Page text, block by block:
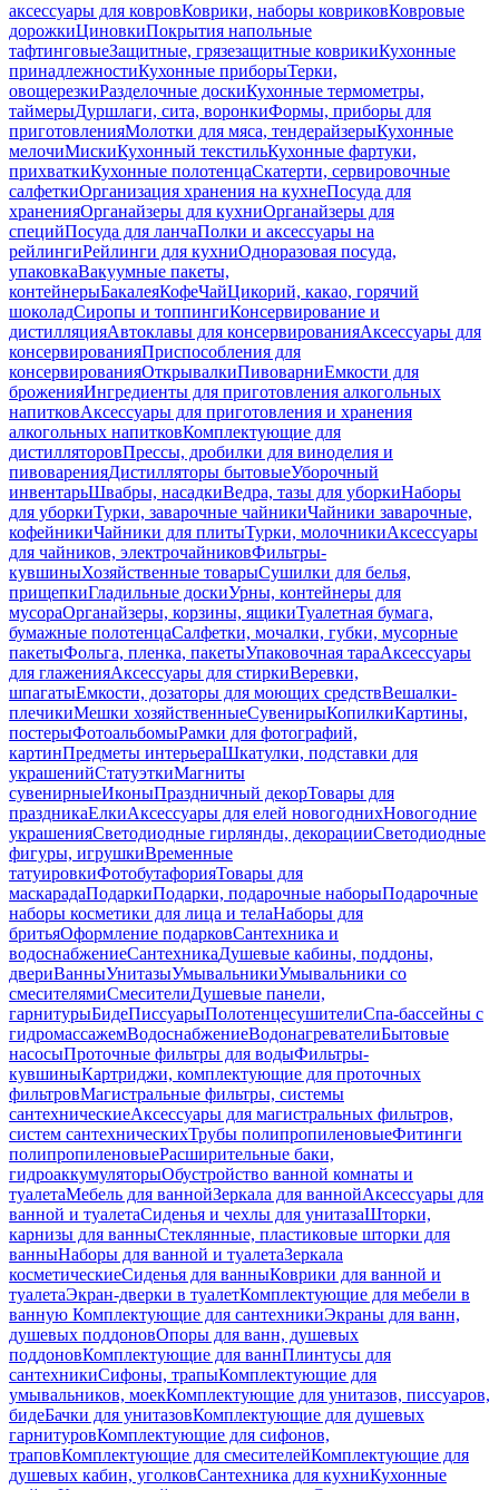
аксессуары для ковровКоврики, наборы ковриковКовровые
дорожкиЦиновкиПокрытия напольные
тафтинговыеЗащитные, грязезащитные коврикиКухонные
принадлежностиКухонные приборыТерки,
овощерезкиРазделочные доскиКухонные термометры,
таймерыДуршлаги, сита, воронкиФормы, приборы для
приготовленияМолотки для мяса, тендерайзерыКухонные
мелочиМискиКухонный текстильКухонные фартуки,
прихваткиКухонные полотенцаСкатерти, сервировочные
салфеткиОрганизация хранения на кухнеПосуда для
храненияОрганайзеры для кухниОрганайзеры для
специйПосуда для ланчаПолки и аксессуары на
рейлингиРейлинги для кухниОдноразовая посуда,
упаковкаВакуумные пакеты,
контейнерыБакалеяКофеЧайЦикорий, какао, горячий
шоколадСиропы и топпингиКонсервирование и
дистилляцияАвтоклавы для консервированияАксессуары для
консервированияПриспособления для
консервированияОткрывалкиПивоварниЕмкости для
броженияИнгредиенты для приготовления алкогольных
напитковАксессуары для приготовления и хранения
алкогольных напитковКомплектующие для
дистилляторовПрессы, дробилки для виноделия и
пивоваренияДистилляторы бытовыеУборочный
инвентарьШвабры, насадкиВедра, тазы для уборкиНаборы
для уборкиТурки, заварочные чайникиЧайники заварочные,
кофейникиЧайники для плитыТурки, молочникиАксессуары
для чайников, электрочайниковФильтры-
кувшиныХозяйственные товарыСушилки для белья,
прищепкиГладильные доскиУрны, контейнеры для
мусораОрганайзеры, корзины, ящикиТуалетная бумага,
бумажные полотенцаСалфетки, мочалки, губки, мусорные
пакетыФольга, пленка, пакетыУпаковочная тараАксессуары
для глаженияАксессуары для стиркиВеревки,
шпагатыЕмкости, дозаторы для моющих средствВешалки-
плечикиМешки хозяйственныеСувенирыКопилкиКартины,
постерыФотоальбомыРамки для фотографий,
картинПредметы интерьераШкатулки, подставки для
украшенийСтатуэткиМагниты
сувенирныеИконыПраздничный декорТовары для
праздникаЕлкиАксессуары для елей новогоднихНовогодние
украшенияСветодиодные гирлянды, декорацииСветодиодные
фигуры, игрушкиВременные
татуировкиФотобутафорияТовары для
маскарадаПодаркиПодарки, подарочные наборыПодарочные
наборы косметики для лица и телаНаборы для
бритьяОформление подарковСантехника и
водоснабжениеСантехникаДушевые кабины, поддоны,
двериВанныУнитазыУмывальникиУмывальники со
смесителямиСмесителиДушевые панели,
гарнитурыБидеПиссуарыПолотенцесушителиСпа-бассейны с
гидромассажемВодоснабжениеВодонагревателиБытовые
насосыПроточные фильтры для водыФильтры-
кувшиныКартриджи, комплектующие для проточных
фильтровМагистральные фильтры, системы
сантехническиеАксессуары для магистральных фильтров,
систем сантехническихТрубы полипропиленовыеФитинги
полипропиленовыеРасширительные баки,
гидроаккумуляторыОбустройство ванной комнаты и
туалетаМебель для ваннойЗеркала для ваннойАксессуары для
ванной и туалетаСиденья и чехлы для унитазаШторки,
карнизы для ванныСтеклянные, пластиковые шторки для
ванныНаборы для ванной и туалетаЗеркала
косметическиеСиденья для ванныКоврики для ванной и
туалетаЭкран-дверки в туалетКомплектующие для мебели в
ванную Комплектующие для сантехникиЭкраны для ванн,
душевых поддоновОпоры для ванн, душевых
поддоновКомплектующие для ваннПлинтусы для
сантехникиСифоны, трапыКомплектующие для
умывальников, моекКомплектующие для унитазов, писсуаров,
бидеБачки для унитазовКомплектующие для душевых
гарнитуровКомплектующие для сифонов,
траповКомплектующие для смесителейКомплектующие для
душевых кабин, уголковСантехника для кухниКухонные